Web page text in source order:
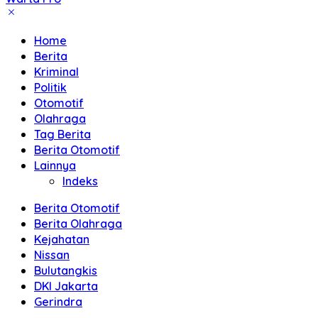
Akurat
Terpercaya
Home
Berita
Kriminal
Politik
Otomotif
Olahraga
Tag Berita
Berita Otomotif
Lainnya
Indeks
Berita Otomotif
Berita Olahraga
Kejahatan
Nissan
Bulutangkis
DKI Jakarta
Gerindra